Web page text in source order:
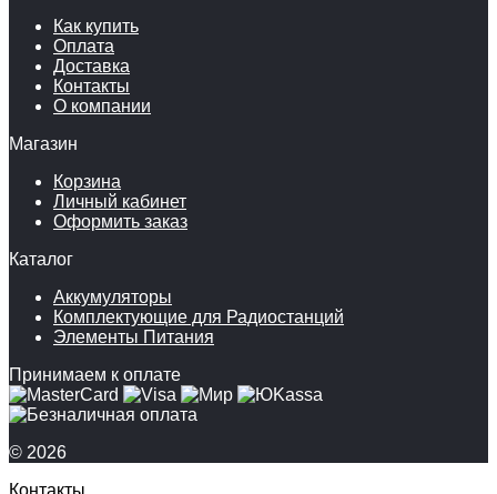
Как купить
Оплата
Доставка
Контакты
О компании
Магазин
Корзина
Личный кабинет
Оформить заказ
Каталог
Аккумуляторы
Комплектующие для Радиостанций
Элементы Питания
Принимаем к оплате
© 2026